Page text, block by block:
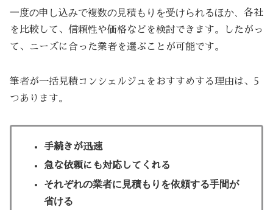
一度の申し込みで複数の見積もりを受けられるほか、 各社
を比較して、信頼性や価格などを検討できます。したがっ
て、ニーズに合った業者を選ぶことが可能です。
筆者が一括見積コンシェルジュをおすすめする理由は、5
つあります。
手続きが迅速
急な依頼にも対応してくれる
それぞれの業者に見積もりを依頼する手間が
省ける